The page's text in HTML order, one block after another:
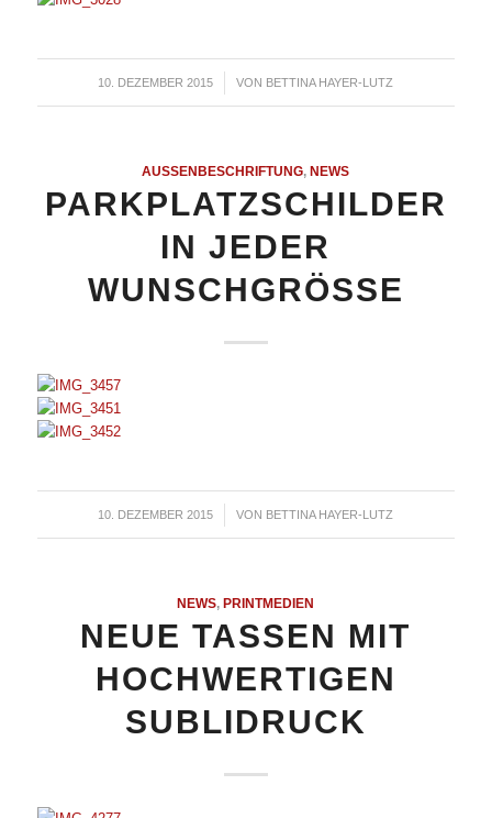
10. DEZEMBER 2015
/ VON BETTINA HAYER-LUTZ
AUSSENBESCHRIFTUNG , NEWS
PARKPLATZSCHILDER
IN JEDER
WUNSCHGRÖSSE
10. DEZEMBER 2015
/ VON BETTINA HAYER-LUTZ
NEWS, PRINTMEDIEN
NEUE TASSEN MIT
HOCHWERTIGEN
SUBLIDRUCK